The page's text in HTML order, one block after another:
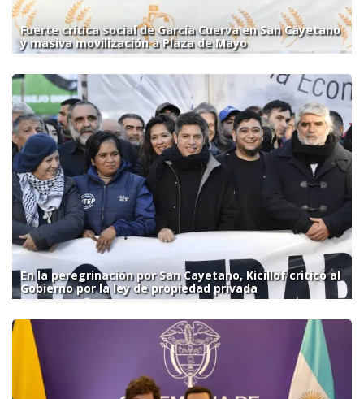
Fuerte crítica social de García Cuerva en San Cayetano
y masiva movilización a Plaza de Mayo
En la peregrinación por San Cayetano, Kicillof criticó al
Gobierno por la ley de propiedad privada